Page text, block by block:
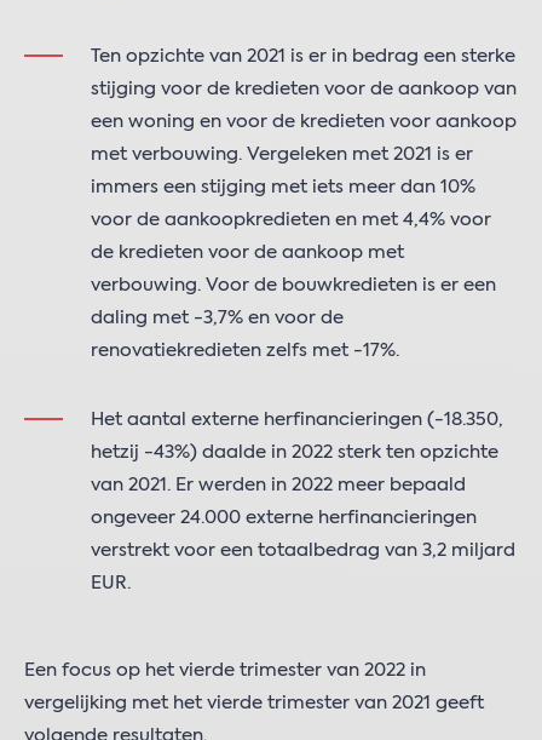
Ten opzichte van 2021 is er in bedrag een sterke
stijging voor de kredieten voor de aankoop van
een woning en voor de kredieten voor aankoop
met verbouwing. Vergeleken met 2021 is er
immers een stijging met iets meer dan 10%
voor de aankoopkredieten en met 4,4% voor
de kredieten voor de aankoop met
verbouwing. Voor de bouwkredieten is er een
daling met -3,7% en voor de
renovatiekredieten zelfs met -17%.
Het aantal externe herfinancieringen (-18.350,
hetzij -43%) daalde in 2022 sterk ten opzichte
van 2021. Er werden in 2022 meer bepaald
ongeveer 24.000 externe herfinancieringen
verstrekt voor een totaalbedrag van 3,2 miljard
EUR.
Een focus op het vierde trimester van 2022 in
vergelijking met het vierde trimester van 2021 geeft
volgende resultaten.